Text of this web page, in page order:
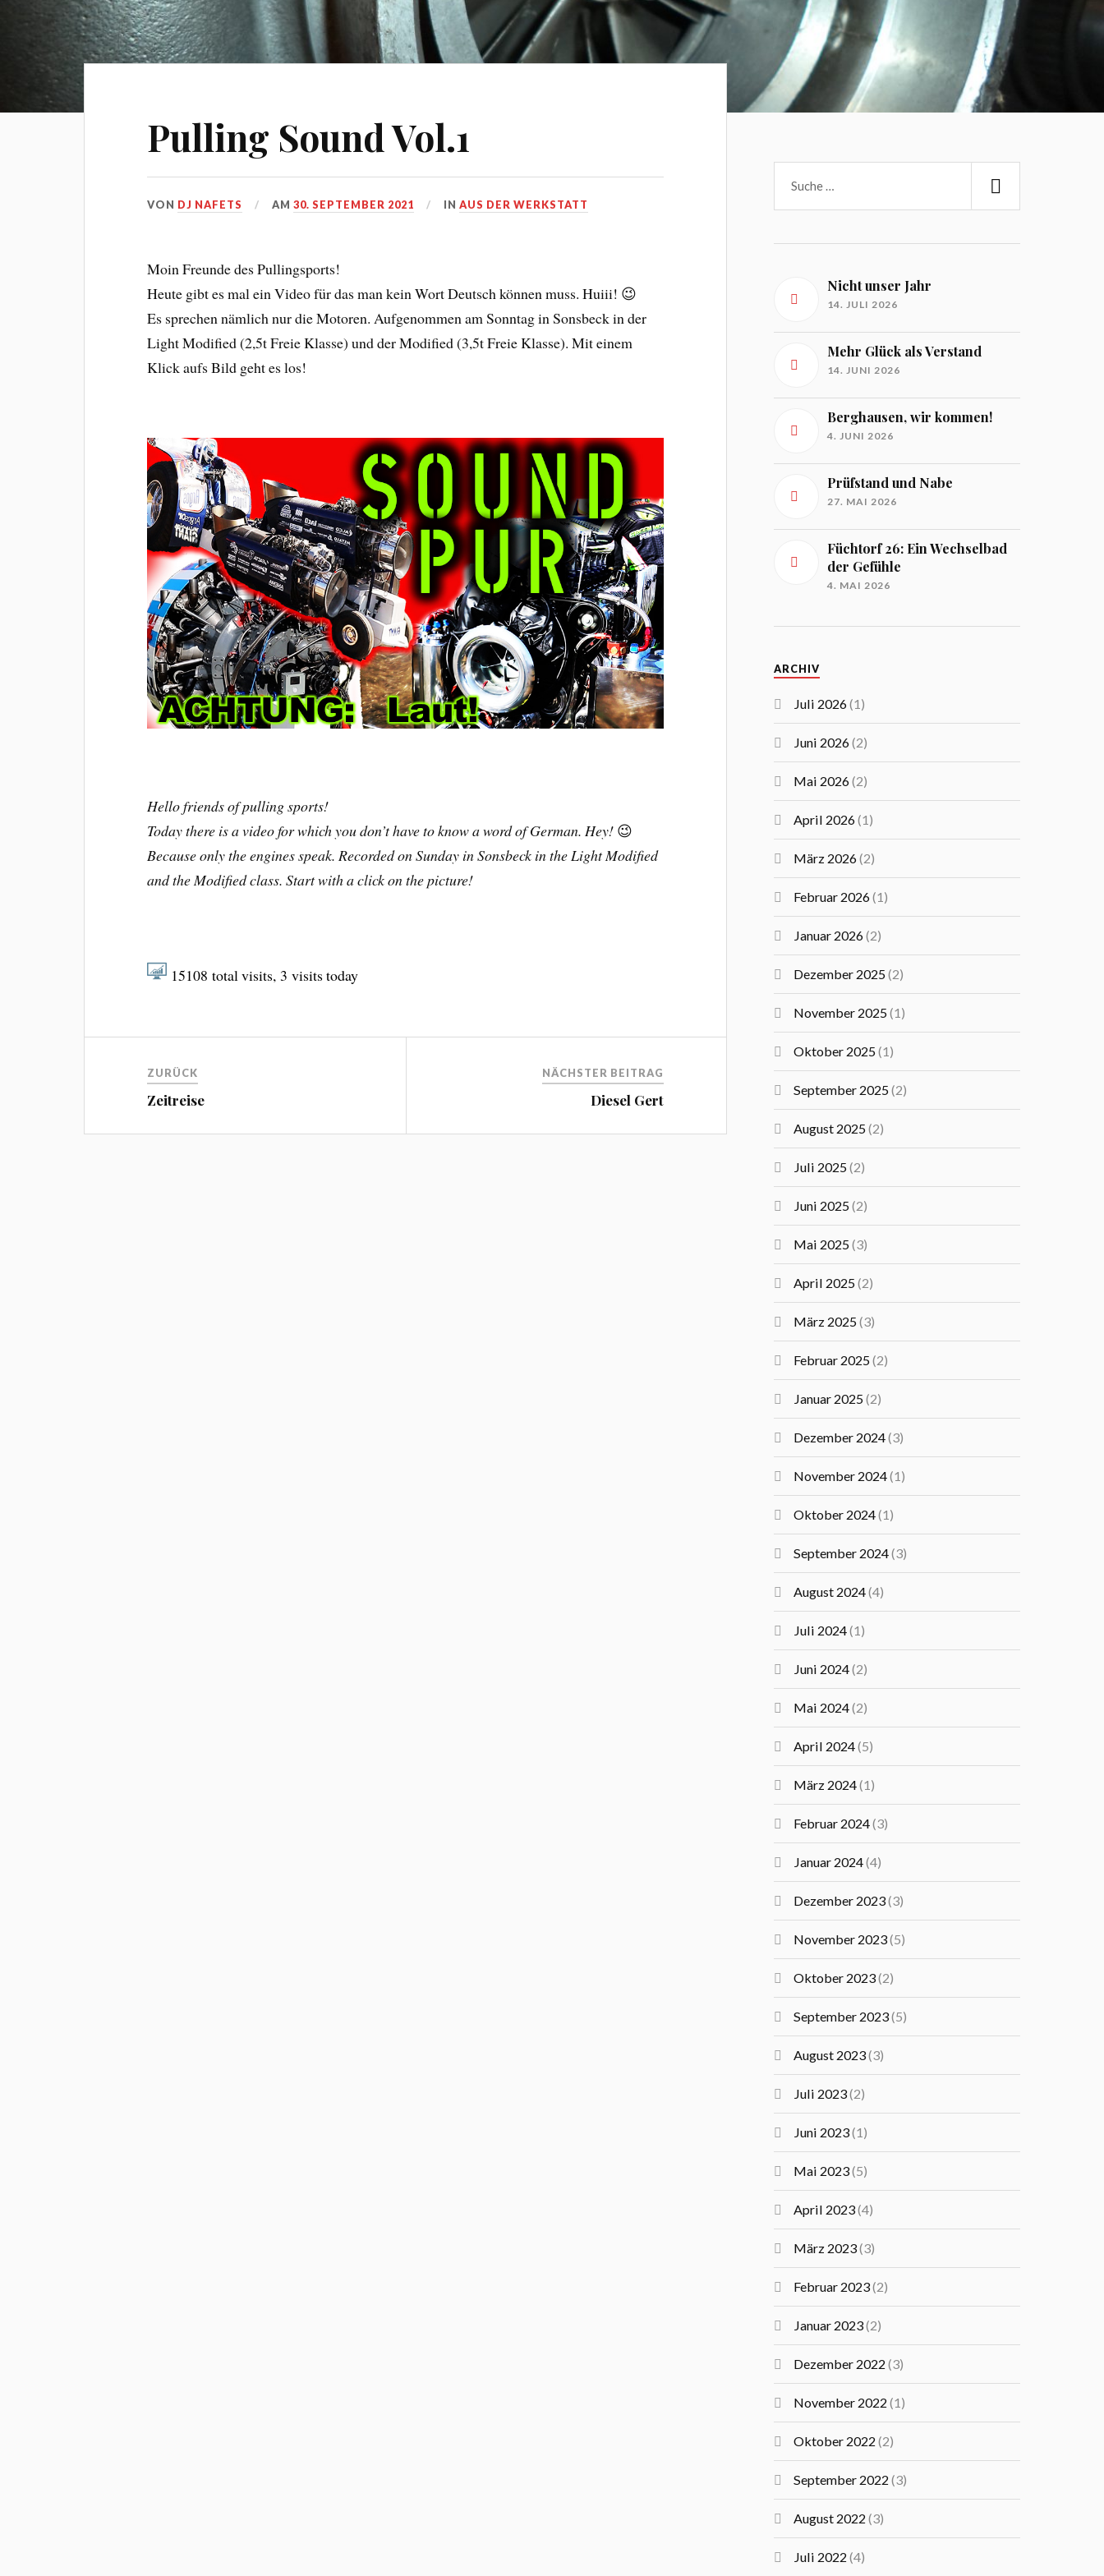
Pulling Sound Vol.1
VON DJ NAFETS AM30. SEPTEMBER 2021 INAUS DER WERKSTATT
Moin Freunde des Pullingsports!
Heute gibt es mal ein Video für das man kein Wort Deutsch können muss. Huiii! 😉
Es sprechen nämlich nur die Motoren. Aufgenommen am Sonntag in Sonsbeck in der
Light Modified (2,5t Freie Klasse) und der Modified (3,5t Freie Klasse). Mit einem
Klick aufs Bild geht es los!
Hello friends of pulling sports!
Today there is a video for which you don’t have to know a word of German. Hey! 😉
Because only the engines speak. Recorded on Sunday in Sonsbeck in the Light Modified
and the Modified class. Start with a click on the picture!
15108 total visits, 3 visits today
ZURÜCK
Zeitreise
NÄCHSTER BEITRAG
Diesel Gert
Nicht unser Jahr
14. JULI 2026
Mehr Glück als Verstand
14. JUNI 2026
Berghausen, wir kommen!
4. JUNI 2026
Prüfstand und Nabe
27. MAI 2026
Füchtorf 26: Ein Wechselbad
der Gefühle
4. MAI 2026
ARCHIV
Juli 2026(1)
Juni 2026(2)
Mai 2026(2)
April 2026(1)
März 2026(2)
Februar 2026(1)
Januar 2026(2)
Dezember 2025(2)
November 2025(1)
Oktober 2025(1)
September 2025(2)
August 2025(2)
Juli 2025(2)
Juni 2025(2)
Mai 2025(3)
April 2025(2)
März 2025(3)
Februar 2025(2)
Januar 2025(2)
Dezember 2024(3)
November 2024(1)
Oktober 2024(1)
September 2024(3)
August 2024(4)
Juli 2024(1)
Juni 2024(2)
Mai 2024(2)
April 2024(5)
März 2024(1)
Februar 2024(3)
Januar 2024(4)
Dezember 2023(3)
November 2023(5)
Oktober 2023(2)
September 2023(5)
August 2023(3)
Juli 2023(2)
Juni 2023(1)
Mai 2023(5)
April 2023(4)
März 2023(3)
Februar 2023(2)
Januar 2023(2)
Dezember 2022 (3)
November 2022 (1)
Oktober 2022 (2)
September 2022 (3)
August 2022 (3)
Juli 2022 (4)